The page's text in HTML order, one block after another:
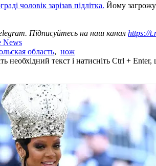
чоловік зарізав підлітка. Йому
Підписуйтесь на наш канал https://
News
область, нож
необхідний текст і натисніть Ctrl +